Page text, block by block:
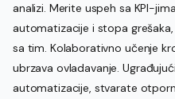
analizi. Merite uspeh sa KPI-
automatizacije i stopa
sa tim. Kolaborativno učenje
ubrzava ovladavanje.
automatizacije, stvarate